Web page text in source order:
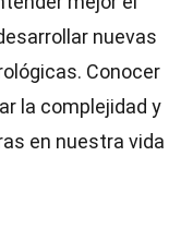
nuevas
Conocer
la complejidad y
en nuestra vida